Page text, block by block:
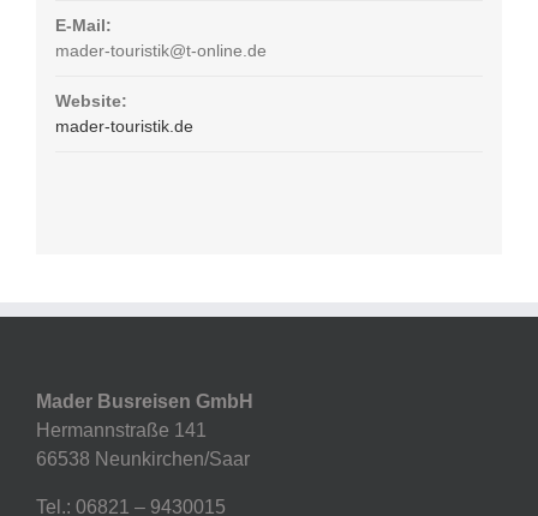
E-Mail:
mader-touristik@t-online.de
Website:
mader-touristik.de
Mader Busreisen GmbH
Hermannstraße 141
66538 Neunkirchen/Saar
Tel.: 06821 – 9430015